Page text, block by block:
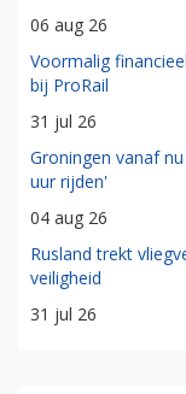
06 aug 26
Voormalig
bij ProRail
31 jul 26
Groningen vanaf
uur rijden'
04 aug 26
Rusland trekt
veiligheid
31 jul 26